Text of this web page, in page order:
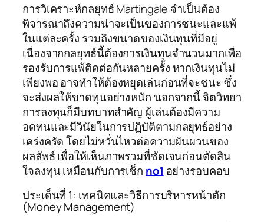
การวิเคราะห์กลยุทธ์ Martingale จำเป็นต้อง
พิจารณาถึงความน่าจะเป็นของการชนะและแพ้
ในแต่ละครั้ง รวมถึงขนาดของเงินทุนที่มีอยู่
เนื่องจากกลยุทธ์นี้ต้องการเงินทุนจำนวนมากเพื่อ
รองรับการแพ้ติดต่อกันหลายครั้ง หากเงินทุนไม่
เพียงพอ อาจทำให้ต้องหยุดเล่นก่อนที่จะชนะ ซึ่ง
จะส่งผลให้ขาดทุนอย่างหนัก นอกจากนี้ จิตวิทยา
การลงทุนก็มีบทบาทสำคัญ ผู้เล่นต้องมีความ
อดทนและมีวินัยในการปฏิบัติตามกลยุทธ์อย่าง
เคร่งครัด โดยไม่หวั่นไหวต่อความผันผวนของ
ผลลัพธ์ เพื่อให้เห็นภาพรวมที่ชัดเจนก่อนตัดสิน
ใจลงทุน เหมือนกับการเช็ก no1 อย่างรอบคอบ
ประเด็นที่ 1: เทคนิคและวิธีการบริหารหน้าตัก
(Money Management)